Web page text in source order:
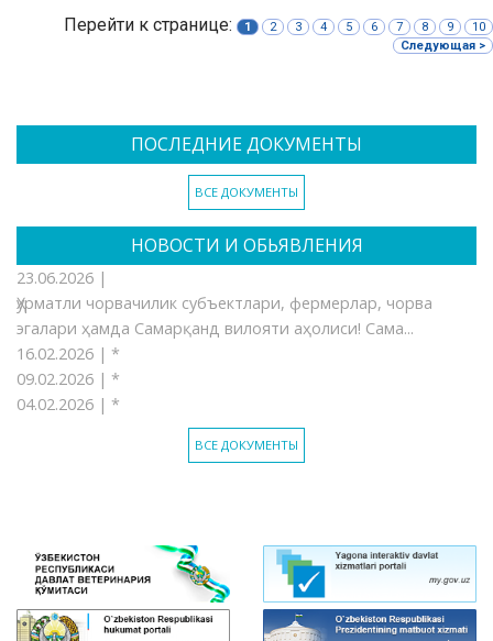
Перейти к странице: 1 2 3 4 5 6 7 8 9
10
Следующая >
ПОСЛЕДНИЕ ДОКУМЕНТЫ
ВСЕ ДОКУМЕНТЫ
НОВОСТИ И ОБЬЯВЛЕНИЯ
23.06.2026 |
Ҳурматли чорвачилик субъектлари, фермерлар, чорва
эгалари ҳамда Самарқанд вилояти аҳолиси! Сама...
16.02.2026 | *
09.02.2026 | *
04.02.2026 | *
ВСЕ ДОКУМЕНТЫ